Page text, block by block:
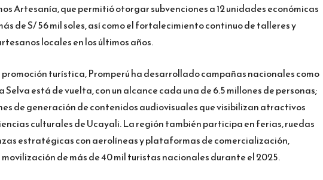
Artesanía, que permitió otorgar subvenciones a 12 unidades económicas
de S/ 56 mil soles, así como el fortalecimiento continuo de talleres y
locales en los últimos años.
promoción turística, Promperú ha desarrollado campañas nacionales como
Selva está de vuelta, con un alcance cada una de 6.5 millones de personas;
de generación de contenidos audiovisuales que visibilizan atractivos
culturales de Ucayali. La región también participa en ferias, ruedas
estratégicas con aerolíneas y plataformas de comercialización,
de más de 40 mil turistas nacionales durante el 2025.